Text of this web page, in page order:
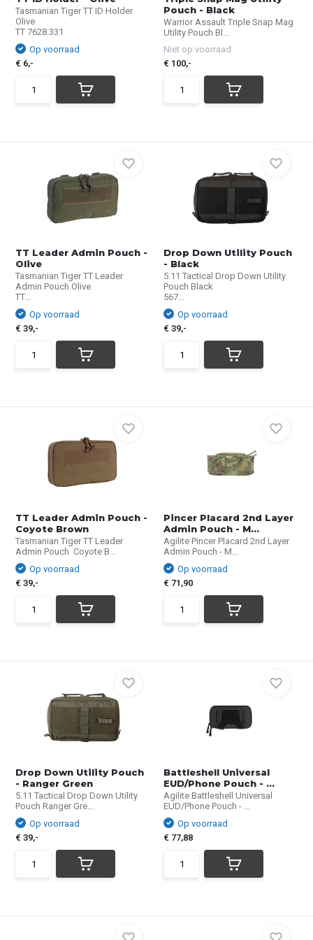
Tasmanian Tiger TT ID Holder
Olive
TT 7628.331
Op voorraad
€ 6,-
Pouch - Black
Warrior Assault Triple Snap Mag
Utility Pouch Bl...
Niet op voorraad
€ 100,-
TT Leader Admin Pouch -
Olive
Tasmanian Tiger TT Leader
Admin Pouch Olive
TT...
Op voorraad
€ 39,-
Drop Down Utility Pouch
- Black
5.11 Tactical Drop Down Utility
Pouch Black
567...
Op voorraad
€ 39,-
TT Leader Admin Pouch -
Coyote Brown
Tasmanian Tiger TT Leader
Admin Pouch Coyote B...
Op voorraad
€ 39,-
Pincer Placard 2nd Layer
Admin Pouch - M...
Agilite Pincer Placard 2nd Layer
Admin Pouch - M...
Op voorraad
€ 71,90
Drop Down Utility Pouch
- Ranger Green
5.11 Tactical Drop Down Utility
Pouch Ranger Gre...
Op voorraad
€ 39,-
Battleshell Universal
EUD/Phone Pouch - ...
Agilite Battleshell Universal
EUD/Phone Pouch - ...
Op voorraad
€ 77,88